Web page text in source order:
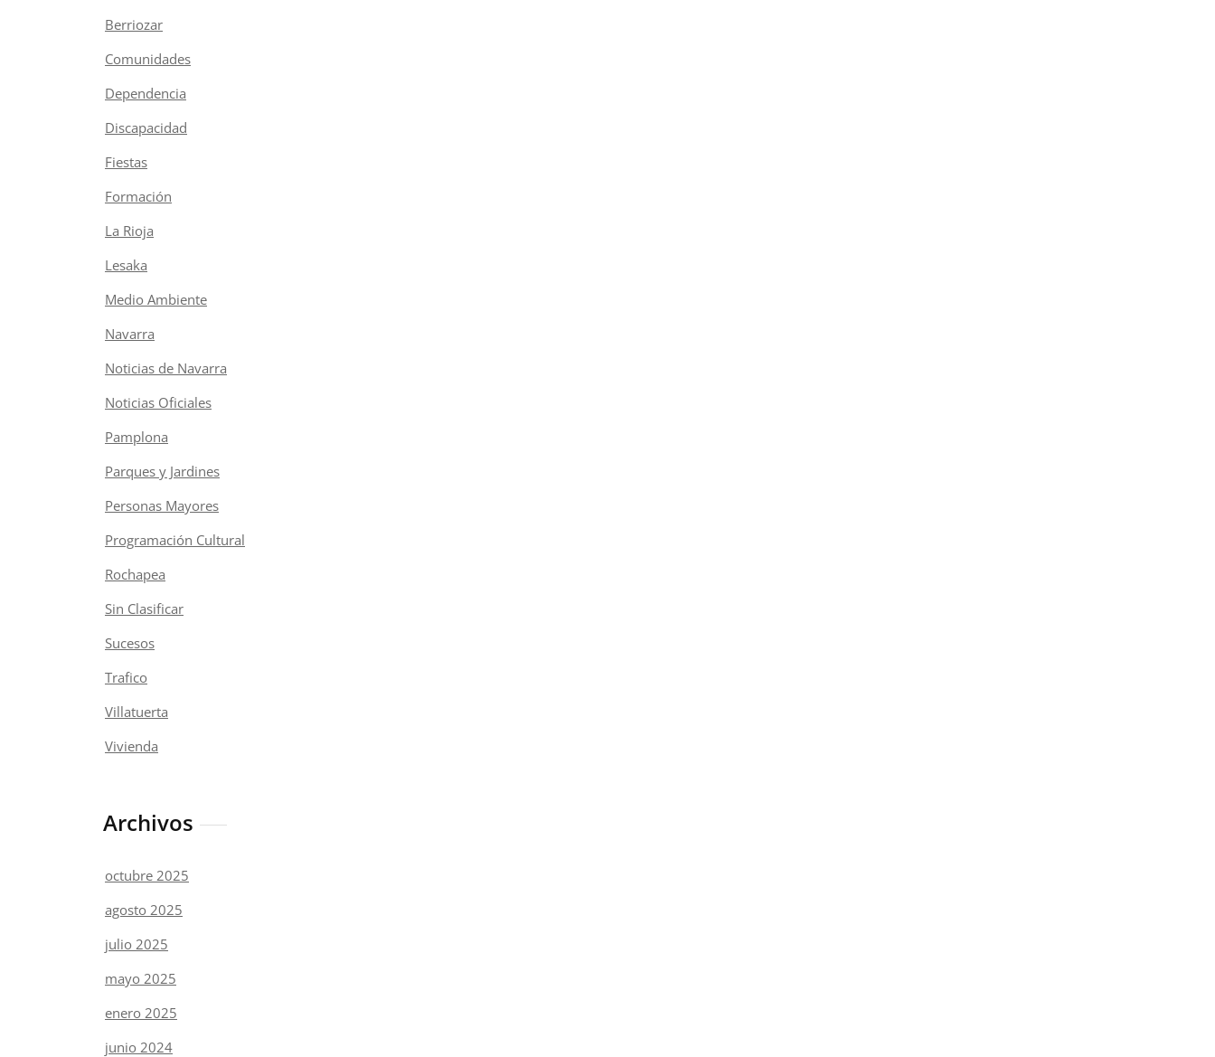
Berriozar
Comunidades
Dependencia
Discapacidad
Fiestas
Formación
La Rioja
Lesaka
Medio Ambiente
Navarra
Noticias de Navarra
Noticias Oficiales
Pamplona
Parques y Jardines
Personas Mayores
Programación Cultural
Rochapea
Sin Clasificar
Sucesos
Trafico
Villatuerta
Vivienda
Archivos
octubre 2025
agosto 2025
julio 2025
mayo 2025
enero 2025
junio 2024